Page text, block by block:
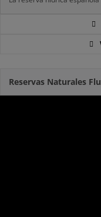
Reservas Naturales